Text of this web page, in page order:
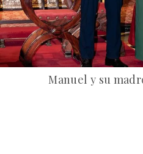
Manuel y su